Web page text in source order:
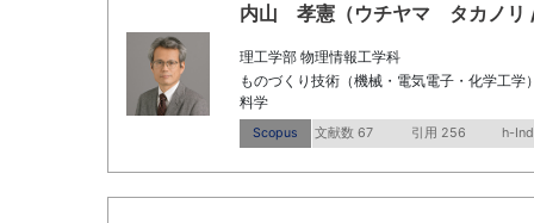
内山 孝憲（ウチヤマ タカノリ
理工学部 物理情報工学科
ものづくり技術（機械・電気電子・化学工
料学
Scopus 文献数 67 引用 256 h-